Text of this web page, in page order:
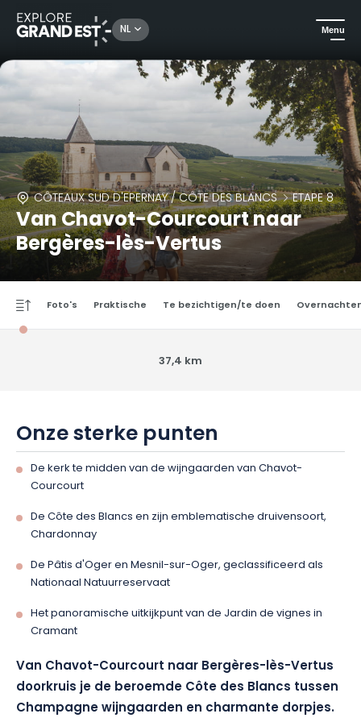
NL Menu
CÔTEAUX SUD D'EPERNAY / CÔTE DES BLANCS ETAPE 8
Van Chavot-Courcourt naar
Bergères-lès-Vertus
Foto's Praktische Te bezichtigen/te doen
37,4 km
Onze sterke punten
De kerk te midden van de wijngaarden van Chavot-
Courcourt
De Côte des Blancs en zijn emblematische druivensoort,
Chardonnay
De Pâtis d'Oger en Mesnil-sur-Oger, geclassificeerd als
Nationaal Natuurreservaat
Het panoramische uitkijkpunt van de Jardin de vignes in
Cramant
Van Chavot-Courcourt naar Bergères-lès-Vertus
doorkruis je de beroemde Côte des Blancs tussen
Champagne wijngaarden en charmante dorpjes.